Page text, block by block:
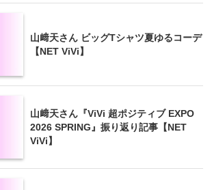
山﨑天さん ビッグTシャツ夏ゆるコーデ
【NET ViVi】
山﨑天さん『ViVi 超ポジティブ EXPO
2026 SPRING』振り返り記事【NET
ViVi】